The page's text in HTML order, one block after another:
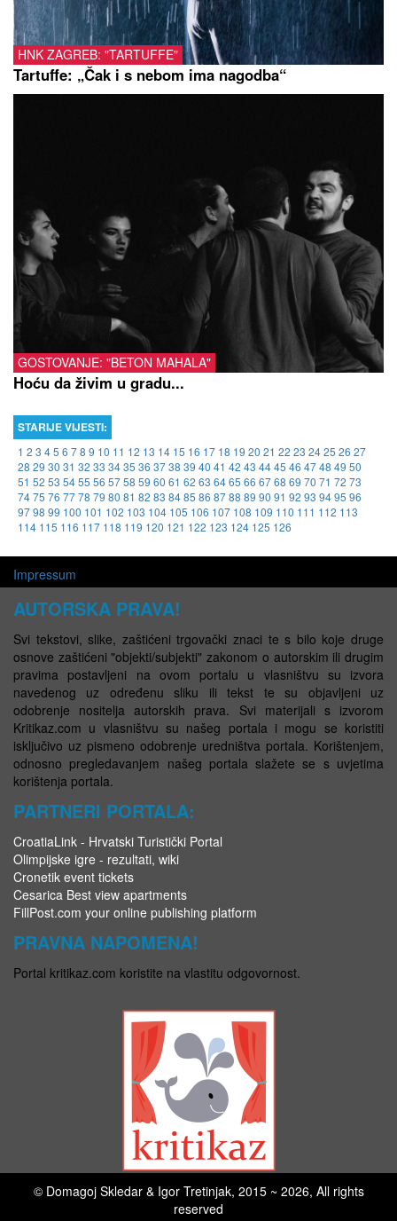
HNK ZAGREB: "TARTUFFE"
Tartuffe: „Čak i s nebom ima nagodba“
GOSTOVANJE: "BETON MAHALA"
Hoću da živim u gradu...
STARIJE VIJESTI:
1 2 3 45 6 78 9 10 11 12 13 14 15 16 17 18 19 20 21 22 23 2425 26 27
28 29 30 31 32 33 3435 36 3738 39 40 41 42 43 4445 46 4748 49 50
51 52 53 5455 56 5758 59 60 61 62 63 6465 66 6768 69 70 71 72 73
7475 76 7778 79 80 81 82 83 8485 86 8788 89 90 91 92 93 9495 96
9798 99 100 101 102 103 104 105 106 107 108 109 110 111 112 113
114 115 116 117 118 119 120 121 122 123 124 125 126
Impressum
AUTORSKA PRAVA!
Svi tekstovi, slike, zaštićeni trgovački znaci te s bilo koje druge
osnove zaštićeni "objekti/subjekti" zakonom o autorskim ili drugim
pravima postavljeni na ovom portalu u vlasništvu su izvora
navedenog uz određenu sliku ili tekst te su objavljeni uz
odobrenje nositelja autorskih prava. Svi materijali s izvorom
Kritikaz.com u vlasništvu su našeg portala i mogu se koristiti
isključivo uz pismeno odobrenje uredništva portala. Korištenjem,
odnosno pregledavanjem našeg portala slažete se s uvjetima
korištenja portala.
PARTNERI PORTALA:
CroatiaLink - Hrvatski Turistički Portal
Olimpijske igre - rezultati, wiki
Cronetik event tickets
Cesarica Best view apartments
FillPost.com your online publishing platform
PRAVNA NAPOMENA!
Portal kritikaz.com koristite na vlastitu odgovornost.
© Domagoj Skledar & Igor Tretinjak, 2015 ~ 2026, All rights
reserved